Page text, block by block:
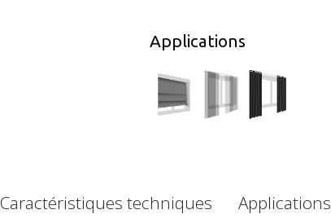
Applications
Caractéristiques techniques Applications